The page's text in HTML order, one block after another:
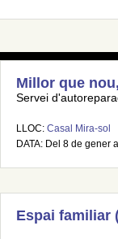
Millor que
Servei
LLOC: Casal Mira-sol
DATA: Del 8 de gener
Espai familiar